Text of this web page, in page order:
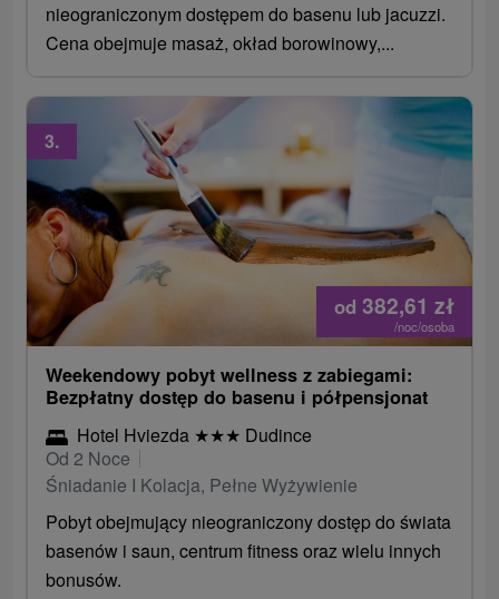
nieograniczonym dostępem do basenu lub jacuzzi.
Cena obejmuje masaż, okład borowinowy,...
od 382,61 zł
/noc/osoba
3.
Weekendowy pobyt wellness z zabiegami:
Bezpłatny dostęp do basenu i półpensjonat
Hotel Hviezda ★★★ Dudince
Od 2 Noce
Śniadanie I Kolacja, Pełne Wyżywienie
Pobyt obejmujący nieograniczony dostęp do świata
basenów i saun, centrum fitness oraz wielu innych
bonusów.